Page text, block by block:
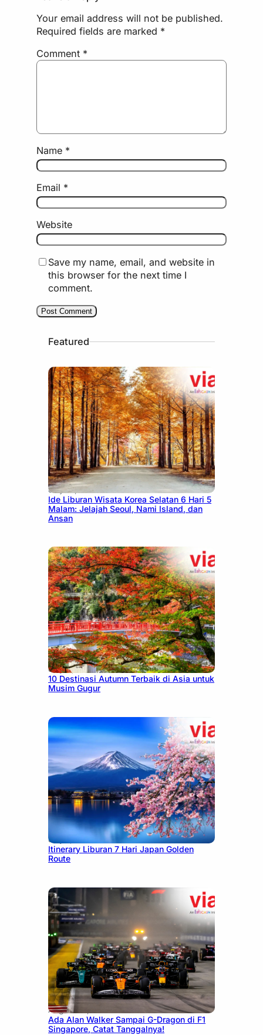
Your email address will not be published.
Required fields are marked *
Comment *
Name *
Email *
Website
Save my name, email, and website in
this browser for the next time I
comment.
Featured
July 15, 2026
Ide Liburan Wisata Korea Selatan 6 Hari 5
Malam: Jelajah Seoul, Nami Island, dan
Ansan
July 9, 2026
10 Destinasi Autumn Terbaik di Asia untuk
Musim Gugur
July 7, 2026
Itinerary Liburan 7 Hari Japan Golden
Route
August 13, 2025
Ada Alan Walker Sampai G-Dragon di F1
Singapore, Catat Tanggalnya!